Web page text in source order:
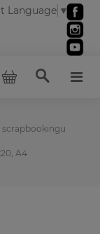
Language ▼
scrapbookingu
A4